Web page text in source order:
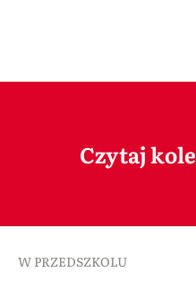
Czytaj
W PRZEDSZKOLU